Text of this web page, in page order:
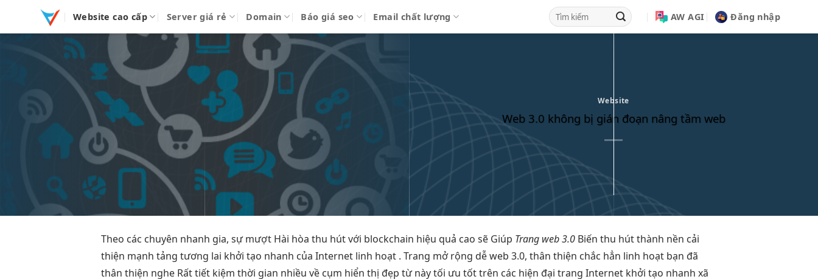
Website cao cấp Server giá rẻ Domain Báo giá seo Email chất lượng AW AGI Đăng nhập
Website
Web 3.0 không bị gián đoạn nâng tầm web
Theo các chuyên nhanh gia, sựmượt Hài hòathu hútvới blockchain hiệu quả cao sẽ Giúp Trang web 3.0 Biếnthu hútthành nền cải
thiện mạnh tảng tương lai khởi tạo nhanh của Internet linh hoạt . Trang mở rộng dễweb 3.0,thân thiện chắc hẳn linh hoạt bạn đã
thân thiện nghe Rấttiết kiệm thời gian nhiều về cụm hiển thị đẹp từ nàytối ưu tốttrên các hiện đại trang Internet khởi tạo nhanh xã